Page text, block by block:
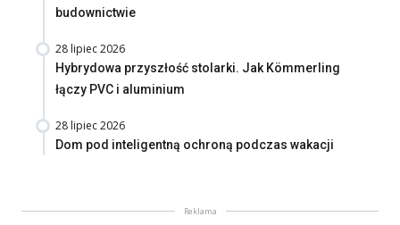
budownictwie
28 lipiec 2026
Hybrydowa przyszłość stolarki. Jak Kömmerling
łączy PVC i aluminium
28 lipiec 2026
Dom pod inteligentną ochroną podczas wakacji
Reklama